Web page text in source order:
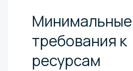
Минимальные
требования к
ресурсам